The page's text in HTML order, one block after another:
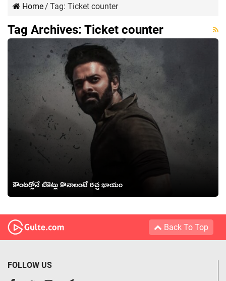
Home/ Tag: Ticket counter
Tag Archives: Ticket counter
కౌంటర్లోనే టికెట్లు కొనాలంటే రచ్చ ఖాయం
Back To Top
FOLLOW US